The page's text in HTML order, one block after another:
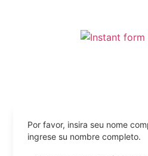
Por favor, insira seu nome
ingrese su nombre completo.